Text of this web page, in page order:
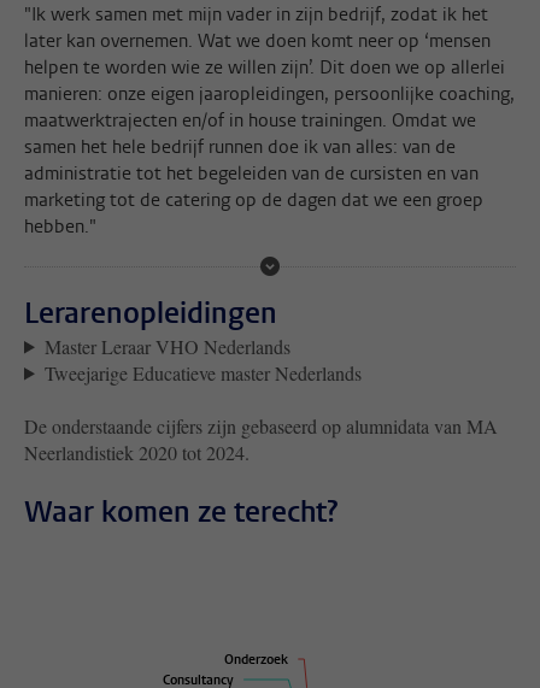
"Ik werk samen met mijn vader in zijn bedrijf, zodat ik het
later kan overnemen. Wat we doen komt neer op ‘mensen
helpen te worden wie ze willen zijn’. Dit doen we op allerlei
manieren: onze eigen jaaropleidingen, persoonlijke coaching,
maatwerktrajecten en/of in house trainingen. Omdat we
samen het hele bedrijf runnen doe ik van alles: van de
administratie tot het begeleiden van de cursisten en van
marketing tot de catering op de dagen dat we een groep
hebben."
Lerarenopleidingen
Master Leraar VHO Nederlands
Tweejarige Educatieve master Nederlands
De onderstaande cijfers zijn gebaseerd op alumnidata van MA
Neerlandistiek 2020 tot 2024.
Waar komen ze terecht?
Consultancy
Consultancy
Onderzoek
Onderzoek